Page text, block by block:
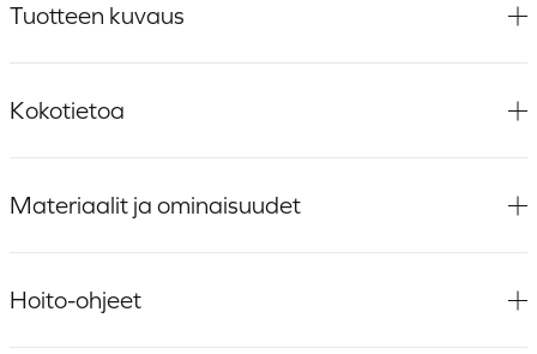
Tuotteen kuvaus
Kokotietoa
Materiaalit ja ominaisuudet
Hoito-ohjeet